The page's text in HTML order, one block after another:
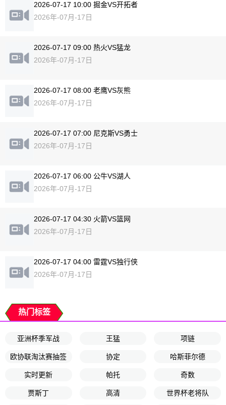
2026-07-17 10:00 掘金VS开拓者
2026年-07月-17日
2026-07-17 09:00 热火VS猛龙
2026年-07月-17日
2026-07-17 08:00 老鹰VS灰熊
2026年-07月-17日
2026-07-17 07:00 尼克斯VS勇士
2026年-07月-17日
2026-07-17 06:00 公牛VS湖人
2026年-07月-17日
2026-07-17 04:30 火箭VS篮网
2026年-07月-17日
2026-07-17 04:00 雷霆VS独行侠
2026年-07月-17日
热门标签
亚洲杯季军战 王猛 项链
欧协联淘汰赛抽签 协定 哈斯菲尔德
实时更新 帕托 奇数
贾斯丁 高清 世界杯老将队